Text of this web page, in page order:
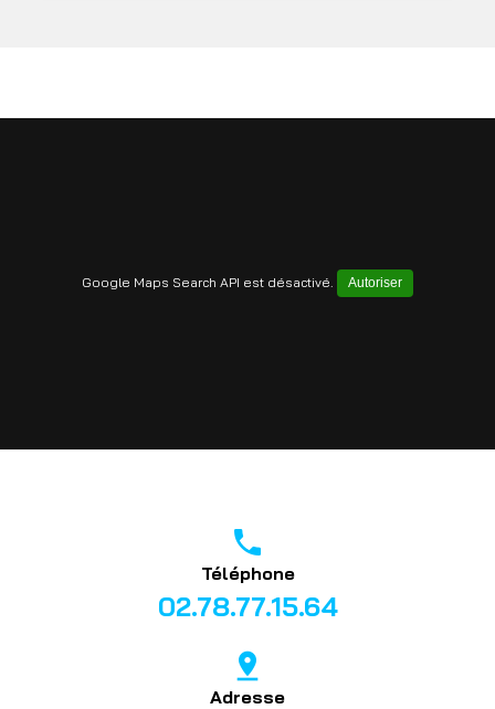
Google Maps Search API est désactivé. Autoriser
phone
Téléphone
02.78.77.15.64
pin_drop
Adresse